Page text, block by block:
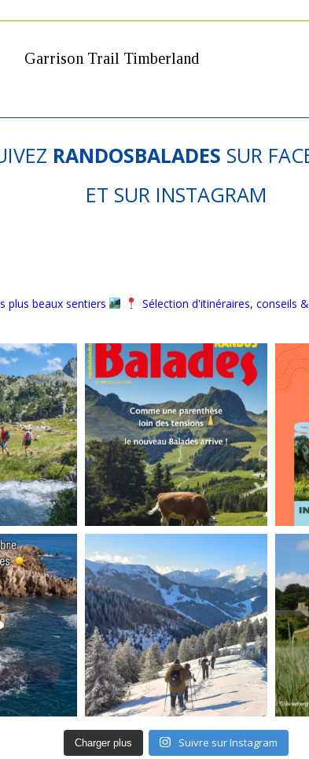
Garrison Trail Timberland
RANDOSBALADES SUR
ET SUR INSTAGRAM
plus beaux sentiers Sélection d'itinéraires, conseils
Charger plus Suivre sur Instagram